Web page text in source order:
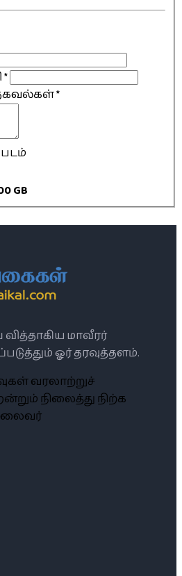
*
*
GB
மாவீரர்
ஓர் தரவுத்தளம்.
வரலாற்றுச்
நிலைத்து நிற்க